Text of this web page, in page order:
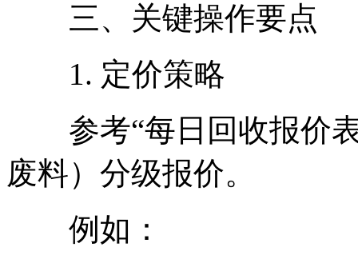
三、关键操作要点
1. 定价策略
参考“每日回收报价表
废料）分级报价。
例如：